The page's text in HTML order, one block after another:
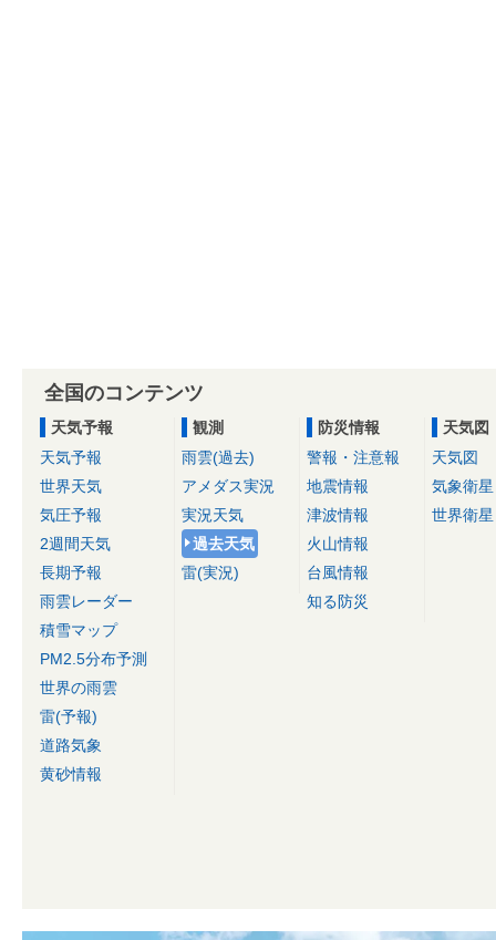
全国のコンテンツ
天気予報
天気予報
世界天気
気圧予報
2週間天気
長期予報
雨雲レーダー
積雪マップ
PM2.5分布予測
世界の雨雲
雷(予報)
道路気象
黄砂情報
観測
雨雲(過去)
アメダス実況
実況天気
過去天気
雷(実況)
防災情報
警報・注意報
地震情報
津波情報
火山情報
台風情報
知る防災
天気図
天気図
気象衛星
世界衛星